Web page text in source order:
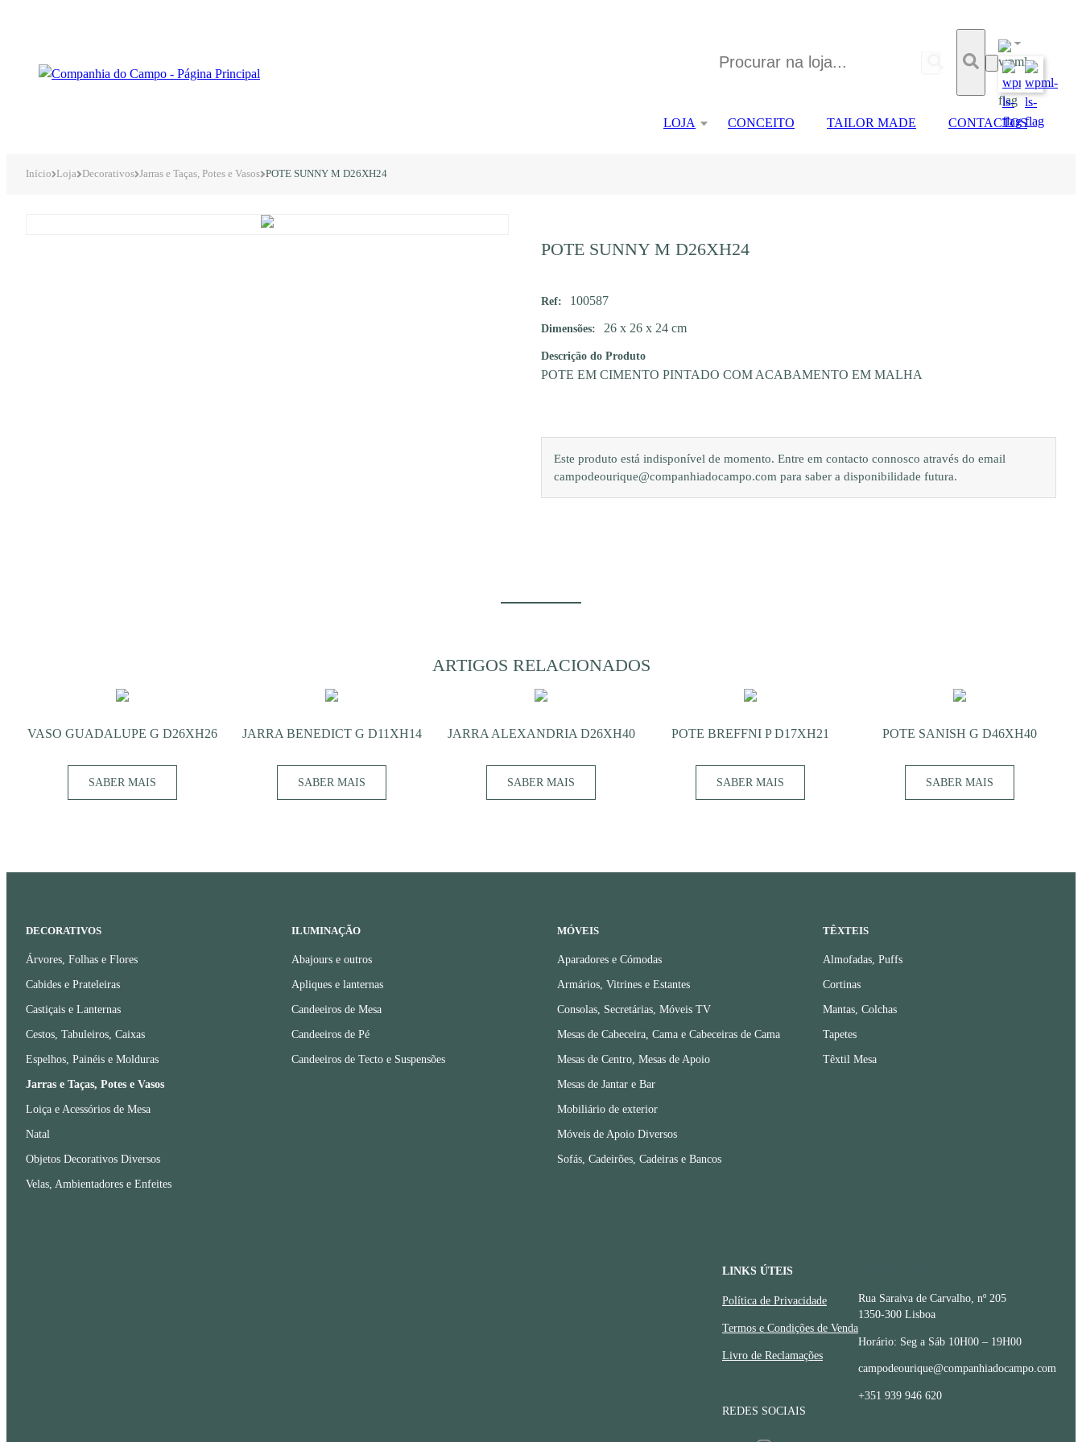
LOJA CONCEITO TAILOR MADE CONTACTOS
Início Loja Decorativos Jarras e Taças, Potes e Vasos POTE SUNNY M D26XH24
POTE SUNNY M D26XH24
Ref: 100587
Dimensões: 26 x 26 x 24 cm
Descrição do Produto
POTE EM CIMENTO PINTADO COM ACABAMENTO EM MALHA
Este produto está indisponível de momento. Entre em contacto connosco através do email
campodeourique@companhiadocampo.com para saber a disponibilidade futura.
ARTIGOS RELACIONADOS
VASO GUADALUPE G D26XH26
SABER MAIS
JARRA BENEDICT G D11XH14
SABER MAIS
JARRA ALEXANDRIA D26XH40
SABER MAIS
POTE BREFFNI P D17XH21
SABER MAIS
POTE SANISH G D46XH40
SABER MAIS
DECORATIVOS
Árvores, Folhas e Flores
Cabides e Prateleiras
Castiçais e Lanternas
Cestos, Tabuleiros, Caixas
Espelhos, Painéis e Molduras
Jarras e Taças, Potes e Vasos
Loiça e Acessórios de Mesa
Natal
Objetos Decorativos Diversos
Velas, Ambientadores e Enfeites
ILUMINAÇÃO
Abajours e outros
Apliques e lanternas
Candeeiros de Mesa
Candeeiros de Pé
Candeeiros de Tecto e Suspensões
MÓVEIS
Aparadores e Cómodas
Armários, Vitrines e Estantes
Consolas, Secretárias, Móveis TV
Mesas de Cabeceira, Cama e Cabeceiras de Cama
Mesas de Centro, Mesas de Apoio
Mesas de Jantar e Bar
Mobiliário de exterior
Móveis de Apoio Diversos
Sofás, Cadeirões, Cadeiras e Bancos
TÊXTEIS
Almofadas, Puffs
Cortinas
Mantas, Colchas
Tapetes
Têxtil Mesa
LINKS ÚTEIS
Política de Privacidade
Termos e Condições de Venda
Livro de Reclamações
REDES SOCIAIS
Rua Saraiva de Carvalho, nº 205
1350-300 Lisboa
Horário: Seg a Sáb 10H00 – 19H00
campodeourique@companhiadocampo.com
+351 939 946 620